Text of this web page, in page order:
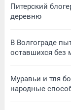
Питерский
деревню
В Волгограде
оставшихся без
Муравьи и тля
народные